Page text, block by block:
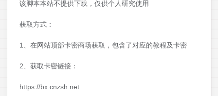
该脚本本站不提供下载，仅供个人研究使用
获取方式：
1、在网站顶部卡密商场获取，包含了对应的教程及卡密
2、获取卡密链接：
https://bx.cnzsh.net